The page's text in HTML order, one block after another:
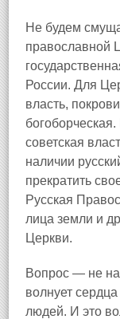
Не будем
православной
России. Для
власть,
советская
наличии
прекратить
Русская
лица земли и
Церкви.
Вопрос — не
волнует
людей. И это